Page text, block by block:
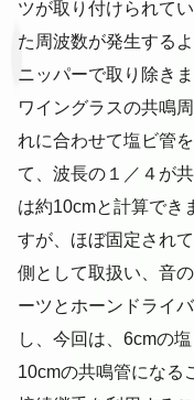
ツが取り付けられて
た周波数が発生する
ニッパーで取り除きま
ワイングラスの共鳴
れに合わせて塩ビ管
て、波長の１／４が
は約10cmと計算でき
すが、ほぼ固定され
側として取扱い、音
ーツとホーンドライ
し、今回は、6cmの
10cmの共鳴管になる